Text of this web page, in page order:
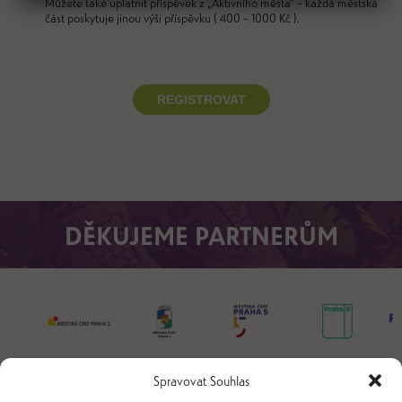
Spravovat Souhlas
část poskytuje jinou výši příspěvku ( 400 – 1000 Kč ).
REGISTROVAT
DĚKUJEME PARTNERŮM